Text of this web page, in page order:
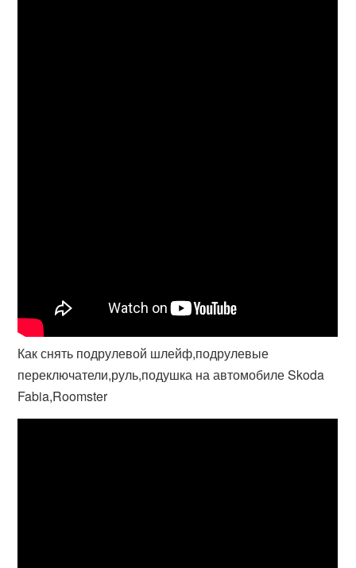
Как снять подрулевой шлейф,подрулевые
переключатели,руль,подушка на автомобиле Skoda
Fabia,Roomster